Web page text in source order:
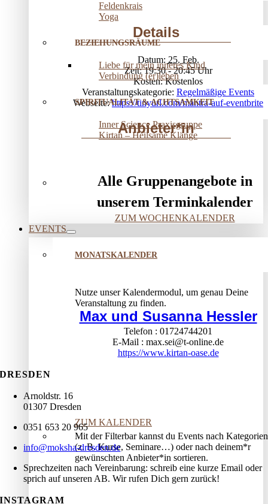
Feldenkrais
Yoga
BEZIEHUNGSRÄUME
Liebe für mein inneres Kind
Verbindung (er)leben
SPIRITUALITÄT & ACHTSAMKEIT
Inner Science Praxisgruppe
Kirtan – Heilsame Klänge
Alle Gruppenangebote in
unserem Terminkalender
ZUM WOCHENKALENDER
EVENTS
MONATSKALENDER
Nutze unser Kalendermodul, um genau Deine
Veranstaltung zu finden.
ZUM KALENDER
Mit der Filterbar kannst du Events nach Kategorien
(z. B. Kurse, Seminare…) oder nach deinem*r
gewünschten Anbieter*in sortieren.
Details
Datum: 25. Feb.
Zeit: 19:30 - 20:45
Kosten: Kostenlos
Veranstaltungskategorie: Regelmäßige Events
Webseite: https://tinyurl.com/mantra-auf-eventbrite
Anbieter*in
Max und Susanna Hessler
Telefon
01724744201
E-Mail
max.sei@t-online.de
https://www.kirtan-oase.de
DRESDEN
Arnoldstr. 16
01307 Dresden
0351 653 20 965
info@moksha-dresden.de
Sprechzeiten nach Vereinbarung: schreib eine kurze Email oder
sprich auf unseren AB. Wir rufen Dich gern zurück!
INSTAGRAM